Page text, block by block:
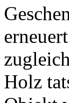
Holz